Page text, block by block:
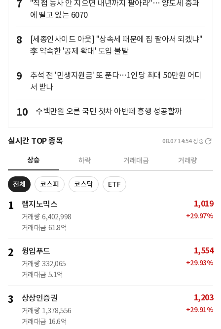
7
"직접 농사 안 지으면 내년까지 팔아라"… 양도세 중과
에 떨고 있는 6070
8
[세종인사이드 아웃] "상속세 때문에 집 팔아서 되겠냐"
李 약속한 '공제 확대' 도입 불발
9
추석 전 '민생지원금' 또 푼다…1인당 최대 50만원 어디
서 받나
10 수백만원 오른 국민 첫차 아반떼 흥행 성공할까
실시간 TOP 종목 08.07 14:54 장중
상승 하락 거래대금 거래량
전체 코스피 코스닥 ETF
1 랩지노믹스
거래량 6,402,998
거래대금 61.8억
1,019
+29.97%
2 윙입푸드
거래량 332,065
거래대금 5.1억
1,554
+29.93%
3 상상인증권
거래량 1,378,556
거래대금 16.6억
1,203
+29.91%